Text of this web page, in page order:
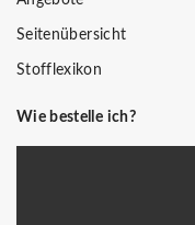
Seitenübersicht
Stofflexikon
Wie bestelle ich?